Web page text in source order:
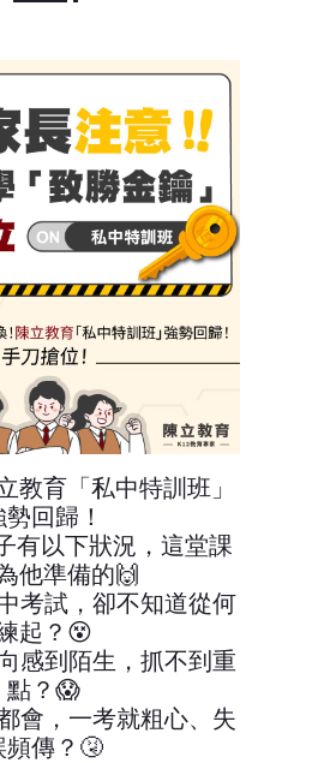
教育「私中特訓班」
回歸！
有以下狀況，這堂課
他準備的🙌
考試，卻不知道從何
起？😵
感到陌生，抓不到重
點？😱
會，一考就粗心、失
頻傳？🤧